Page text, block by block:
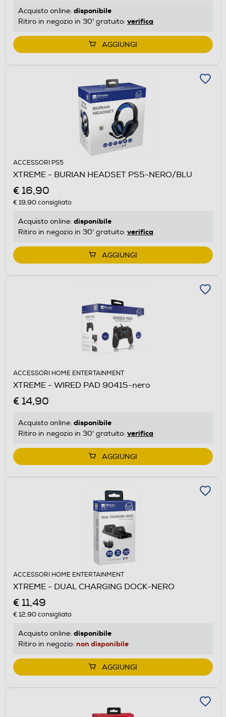
Acquisto online: disponibile
Ritiro in negozio in 30' gratuito: verifica
AGGIUNGI
ACCESSORI PS5
XTREME - BURIAN HEADSET PS5-NERO/BLU
€ 16,90
€ 19,90consigliato
Acquisto online: disponibile
Ritiro in negozio in 30' gratuito: verifica
AGGIUNGI
ACCESSORI HOME ENTERTAINMENT
XTREME - WIRED PAD 90415-nero
€ 14,90
Acquisto online: disponibile
Ritiro in negozio in 30' gratuito: verifica
AGGIUNGI
ACCESSORI HOME ENTERTAINMENT
XTREME - DUAL CHARGING DOCK-NERO
€ 11,49
€ 12,90consigliato
Acquisto online: disponibile
Ritiro in negozio: non disponibile
AGGIUNGI